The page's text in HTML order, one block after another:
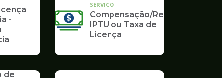
-
SERVICO
Compensação/Restituição
IPTU ou Taxa de
Licença
de